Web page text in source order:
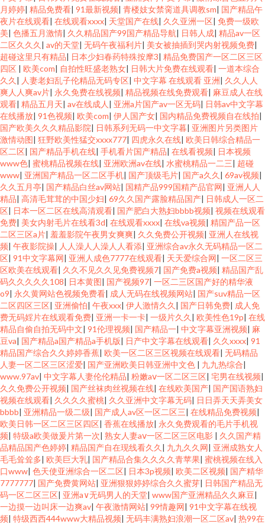
月婷婷| 精品免费看| 91最新视频| 青楼妓女禁脔道具调教sm| 国产精品午
夜片在线观看| 在线观看xxxx| 天堂国产在线| 久久亚洲一区| 免费一级欧
美| 色播五月激情| 久久精品国产99国产精品导航| 日韩人成| 精品av一区
二区久久久 | av的天堂| 无码午夜福利片| 美女被抽插到哭内射视频免费|
超碰这里只有精品| 日本少妇春药特殊按摩3| 精品免费国产一区二区三区
四区 | 欧美com| 自拍性旺盛老熟女| 日韩大片免费在线观看| 一道本综合
久久 | 人妻老妇乱子伦精品无码专区| 中文字幕 在线观看 亚洲| 久久人人
爽人人爽av片| 永久免费在线视频| 精品视频在线免费观看| 麻豆成人在线
观看| 精品五月天| av在线成人 | 亚洲a片国产av一区无码| 日韩av中文字幕
在线播放| 91色视频| 欧美com| 伊人国产女| 国内精品免费视频自在线拍|
国产欧美久久久精品影院| 日韩系列无码一中文字暮| 亚洲图片另类图片
激情动图| 狂野欧美性猛交xxxx777| 四虎永久在线| 欧美日韩综合精品一
区二区| 国产精品手机在线| 手机看片国产精品| 在线看视频| 日本视频
www色| 蜜桃精品视频在线| 亚洲欧洲av在线| 水蜜桃精品一二三| 超碰
www| 亚洲国产精品一区二区手机| 国产顶级毛片| 国产a久久 | 69av视频|
久久五月亭| 国产精品白丝av网站| 国精产品999国精产品官网| 亚洲人人
精品| 高清毛茸茸的中国少妇| 69久久国产露脸精品国产| 日韩成人一区二
区| 日本一区二区在线高清观看| 国产肥白大熟妇bbbb视频| 视频在线观看
免费| 美女内射毛片在线看3d| 在线观看xxxx| 在线va视频| 精国产品一区
二区三区a片| 羞羞影院午夜男女爽爽| 久久免费公开视频| 亚洲人在线视
频| 午夜影院操| 人人澡人人澡人人看添| 亚洲综合av永久无码精品一区二
区| 91中文字幕网| 亚洲人成色7777在线观看| 天天爱综合网| 一区二区三
区欧美在线观看| 久久不见久久见免费视频7| 国产免费a视频| 精品国产乱
码久久久久久108| 日本黄图| 国产视频97| 一区二三区国产好的精华液
o9| 永久黄网站色视频免费看| 成人无码在线视频网站| 国产suv精品一区
二区四区三区| 亚洲偷怕| 午夜xxx| 伊人激情久久 | 国产日韩免费| 成人免
费无码婬片在线观看免费| 亚洲一卡一卡| 一级片久久 | 欧美性色19p| 在线
精品自偷自拍无码中文| 91伦理视频| 国产精品一| 中文字幕亚洲视频| 麻
豆va| 国产精品a国产精品a手机版| 日产中文字幕在线观看| 久久xxxx| 91
精品国产综合久久婷婷香蕉| 欧美一区二区三区视频在线观看| 无码精品
人妻一区二区三区涩爱| 国产亚洲欧美日韩亚洲中文色 | 九九热综合|
www.97av| 中文字幕人妻伦伦精品| 粉嫩aⅴ一区二区三区| 宅男在线视频|
久久免费公开视频| 国产丝袜肉丝视频在线| 在线欧美国产| 国产国语熟妇
视频在线观看| 久久久久蜜桃| 久久亚洲中文字幕无码| 日日弄天天弄美女
bbbb| 亚洲精品一级二级| 国产成人av区一区二区三| 在线精品免费视频|
欧美日韩一区二区三区四区| 香蕉在线播放| 永久免费观看的毛片手机视
频| 特级a欧美做爰片第一次| 熟女人妻aⅴ一区二区三区电影 | 久久国产精
品精品国产色婷婷| 精品国产自在现线看久久 | 九九久久网| 亚洲成熟女人
毛毛耸耸多| 欧美巨大乳| 国产精品合集久久久久青苹果| 蜜桃视频在线入
口www| 色天使亚洲综合一区二区| 日本3p视频| 欧美二区视频| 国产精华
7777777| 国产免费黄网站| 亚洲狠狠婷婷综合久久蜜芽| 日韩国产精品无
码一区二区三区| 亚洲a∨无码男人的天堂| www国产亚洲精品久久麻豆|
一边摸一边叫床一边爽av| 午夜激情网站| 99情趣网| 91中文字幕在线视
频| 特级西西444www大精品视频| 无码丰满熟妇浪潮一区二区av| 热99在